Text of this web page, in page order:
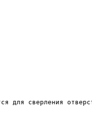
для сверления